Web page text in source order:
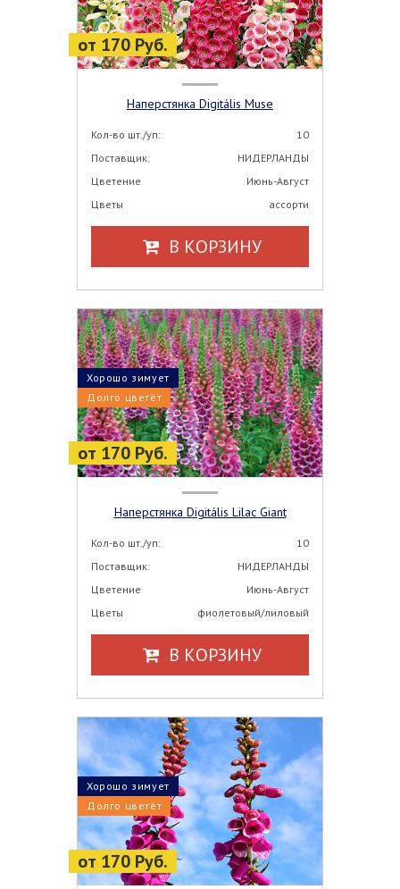
от 170 Руб.
Наперстянка Digitális Muse
Кол-во шт./уп:
10
Поставщик:
НИДЕРЛАНДЫ
Цветение
Июнь-Август
Цветы
ассорти
В КОРЗИНУ
от 170 Руб.
Долго цветёт
Хорошо зимует
Наперстянка Digitális Lilac Giant
Кол-во шт./уп:
10
Поставщик:
НИДЕРЛАНДЫ
Цветение
Июнь-Август
Цветы
фиолетовый/лиловый
В КОРЗИНУ
от 170 Руб.
Долго цветёт
Хорошо зимует